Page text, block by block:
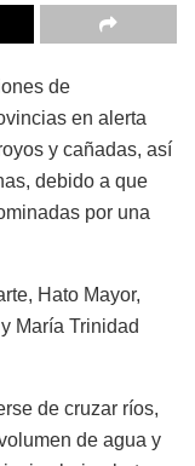
de
en alerta
y cañadas, así
debido a que
por una
Hato Mayor,
María Trinidad
de cruzar ríos,
de agua y